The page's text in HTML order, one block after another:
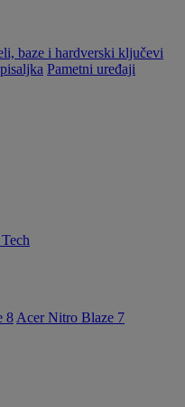
baze i hardverski ključevi
Pametni uređaji
8 Acer Nitro Blaze 7